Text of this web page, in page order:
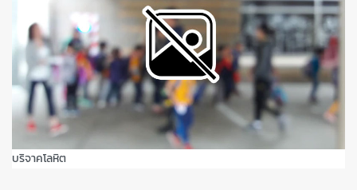
บริจาคโลหิต